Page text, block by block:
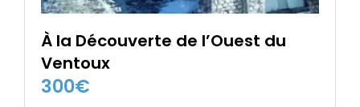
À la Découverte de l’Ouest du
Ventoux
300€